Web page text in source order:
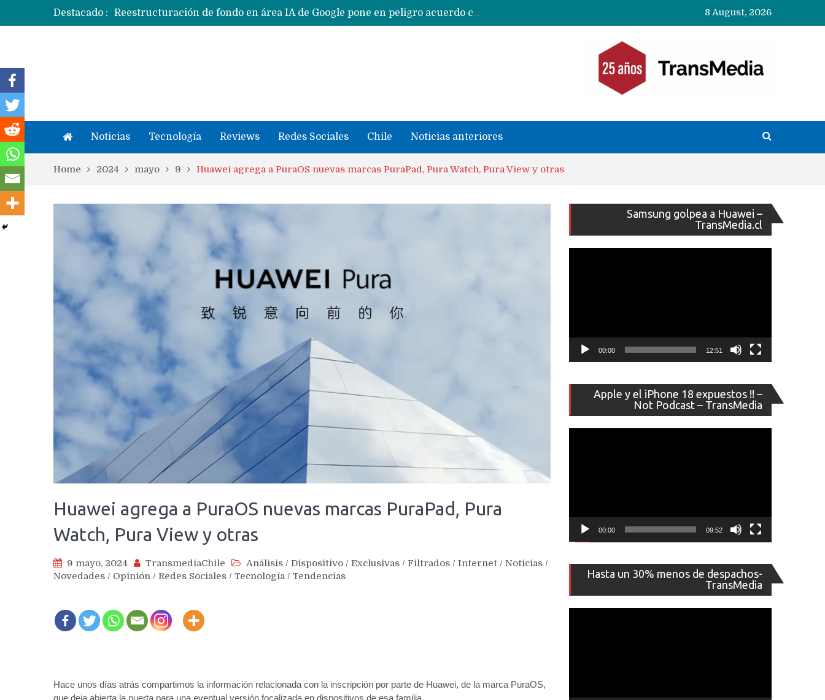
Destacado :
CXMT le dice NO a la venta de sus memorias a Apple y dará prioridad a Huawei y Xiaomi
Sailfish OS la «joya» de sistema operativo que Europa planea financiar para competir contra Android, iOS y HarmonyOS
8 August, 2026
Noticias Tecnología Reviews Redes Sociales Chile Noticias anteriores
Home 2024 mayo 9 Huawei agrega a PuraOS nuevas marcas PuraPad, Pura Watch, Pura View y otras
Huawei agrega a PuraOS nuevas marcas PuraPad, Pura
Watch, Pura View y otras
9 mayo, 2024 TransmediaChile Análisis / Dispositivo / Exclusivas / Filtrados / Internet / Noticias /
Novedades / Opinión / Redes Sociales / Tecnología / Tendencias
Hace unos días atrás compartimos la información relacionada con la inscripción por parte de Huawei, de la marca PuraOS,
que deja abierta la puerta para una eventual versión focalizada en dispositivos de esa familia.
Samsung golpea a Huawei –
TransMedia.cl
de
vídeo
00:00 12:51
Apple y el iPhone 18 expuestos !! –
Not Podcast – TransMedia
de
vídeo
00:00 09:52
Hasta un 30% menos de despachos-
TransMedia
de
vídeo